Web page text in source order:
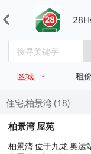
区域 租
住宅,柏景湾 (18)
柏景湾 屋苑
柏景湾 位于九龙 奥运